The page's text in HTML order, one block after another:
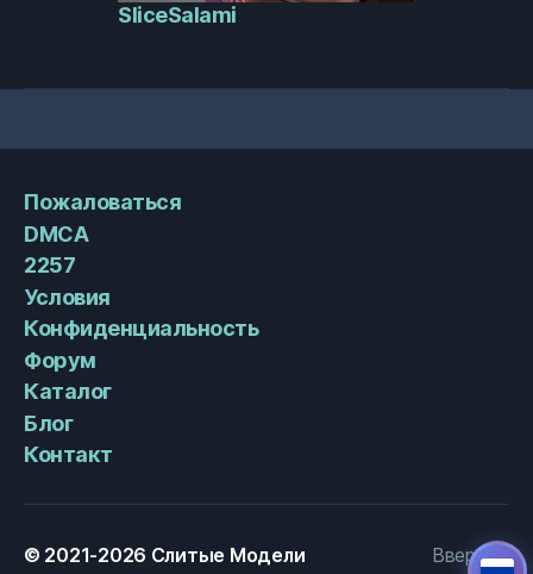
SliceSalami
Пожаловаться
DMCA
2257
Условия
Конфиденциальность
Форум
Каталог
Блог
Контакт
© 2021-2026 Слитые Модели Вверх↑